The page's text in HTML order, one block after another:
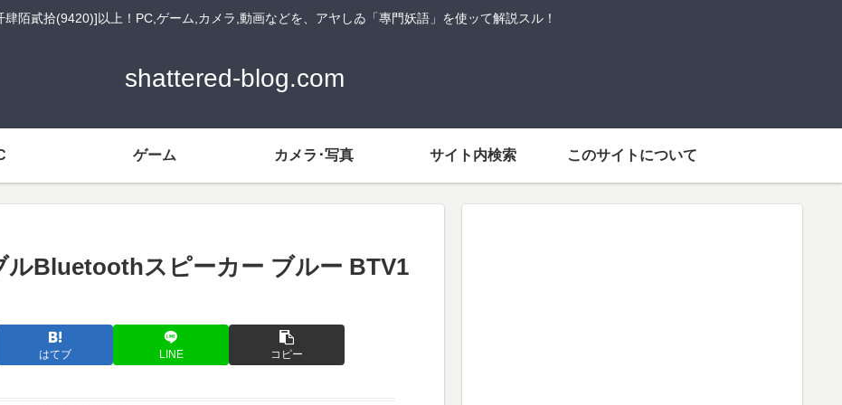
肆陌貳拾(9420)]以上！PC,ゲーム,カメラ,動画などを、アヤしゐ「專門妖語」を使ッて解説スル！
shattered-blog.com
ゲーム カメラ･写真 サイト内検索 このサイトについて
Bluetoothスピーカー ブルー BTV1
はてブ LINE コピー